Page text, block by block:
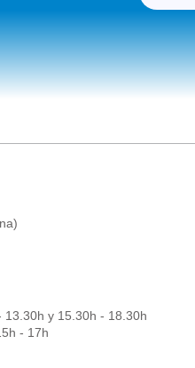
13.30h y 15.30h - 18.30h
- 17h